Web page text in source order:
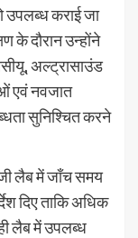
उपलब्ध कराई जा
के दौरान उन्होंने
अल्ट्रासाउंड
एवं नवजात
सुनिश्चित करने
लैब में जाँच समय
दिए ताकि अधिक
लैब में उपलब्ध